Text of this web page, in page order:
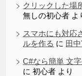
クリックした場
無しの初心者 よ
スマホにも対応
ルを作る に 田
C#なら簡単 文
に初心者 より